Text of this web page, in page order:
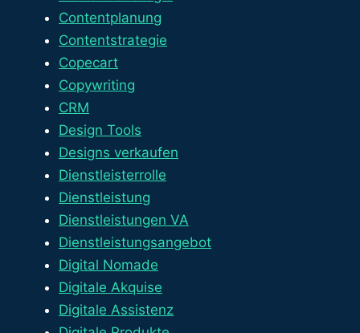
Contentplanung
Contentstrategie
Copecart
Copywriting
CRM
Design Tools
Designs verkaufen
Dienstleisterrolle
Dienstleistung
Dienstleistungen VA
Dienstleistungsangebot
Digital Nomade
Digitale Akquise
Digitale Assistenz